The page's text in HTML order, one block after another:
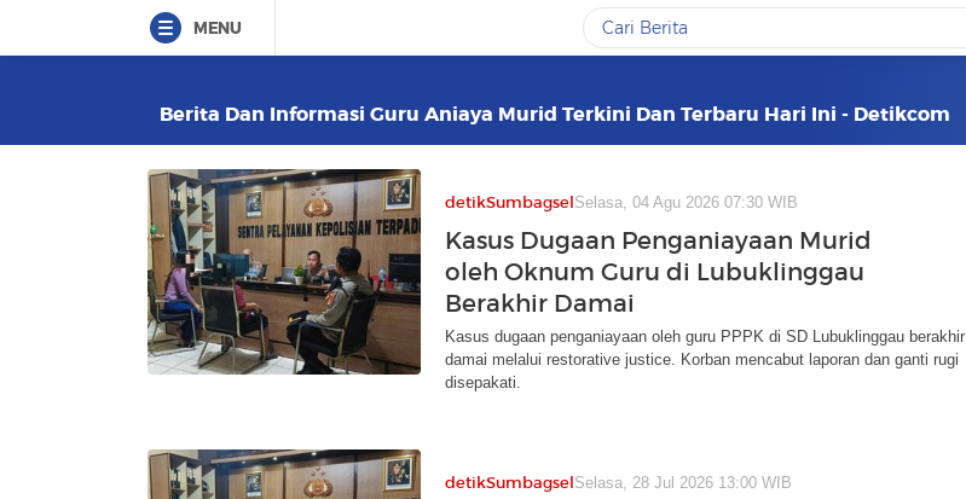
MENU
Berita Dan Informasi Guru Aniaya Murid Terkini Dan Terbaru Hari Ini - Detikcom
detikSumbagselSelasa, 04 Agu 2026 07:30 WIB
Kasus Dugaan Penganiayaan Murid
oleh Oknum Guru di Lubuklinggau
Berakhir Damai
Kasus dugaan penganiayaan oleh guru PPPK di SD Lubuklinggau berakhir
damai melalui restorative justice. Korban mencabut laporan dan ganti rugi
disepakati.
detikSumbagselSelasa, 28 Jul 2026 13:00 WIB